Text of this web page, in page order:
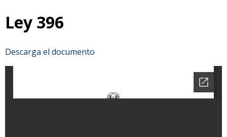
Ley 396
Descarga el documento